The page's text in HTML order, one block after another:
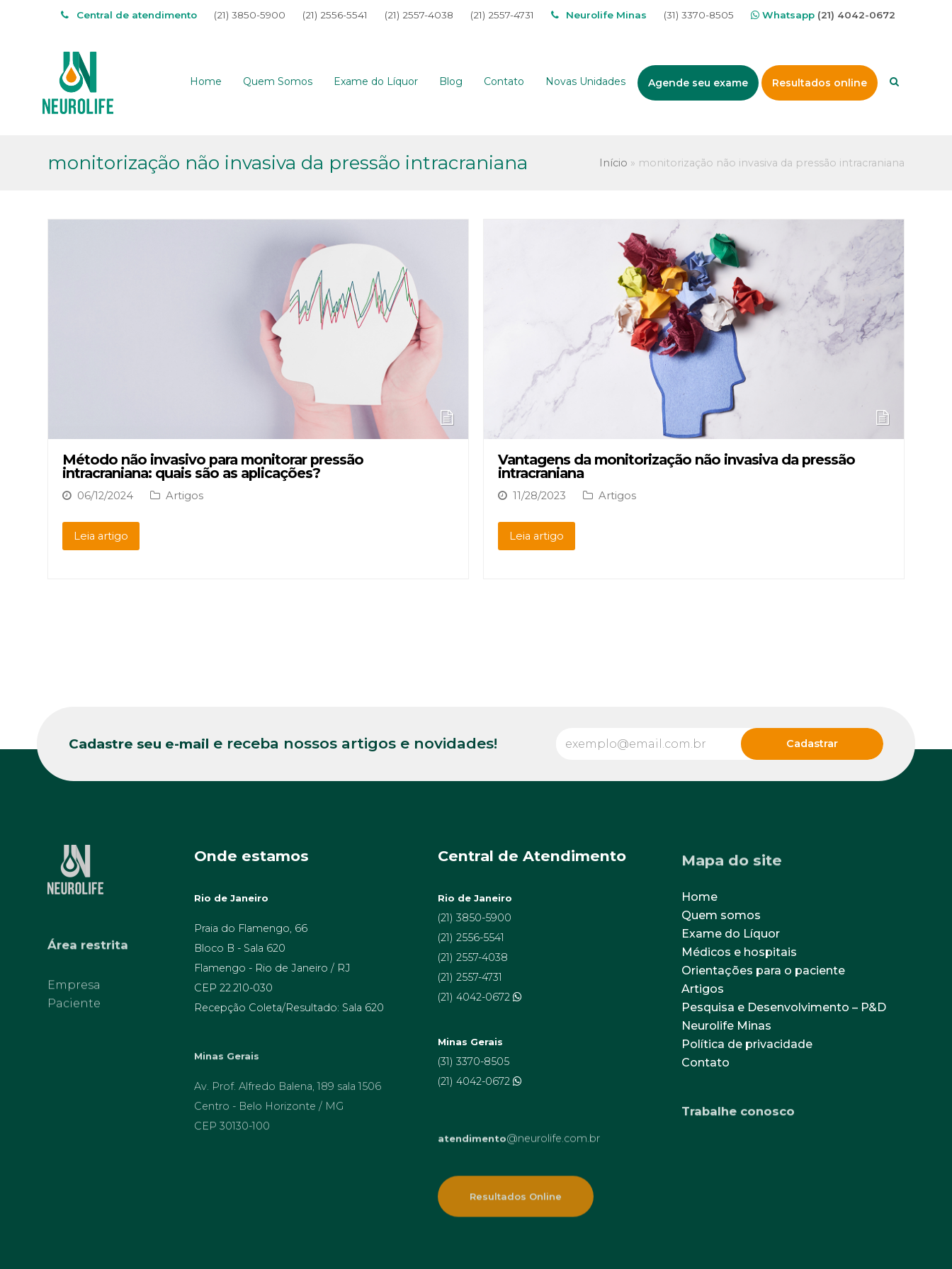
Central de atendimento (21) 3850-5900 (21) 2556-5541 (21) 2557-4038 (21) 2557-4731 Neurolife Minas (31) 3370-8505 Whatsapp (21) 4042-0672
Home Quem Somos Exame do Líquor Blog Contato Novas Unidades Agende seu exame Resultados online
monitorização não invasiva da pressão intracraniana Início » monitorização não invasiva da pressão intracraniana
Método não invasivo para monitorar pressão
intracraniana: quais são as aplicações?
06/12/2024 Artigos
Leia artigo
Vantagens da monitorização não invasiva da pressão
intracraniana
11/28/2023 Artigos
Leia artigo
Cadastre seu e-mail e receba nossos artigos e novidades!
Paciente
Onde estamos
Rio de Janeiro
Praia do Flamengo, 66
Bloco B - Sala 620
Flamengo - Rio de Janeiro / RJ
CEP 22.210-030
Recepção Coleta/Resultado: Sala 620
Centro - Belo Horizonte / MG
CEP 30130-100
Central de Atendimento
Rio de Janeiro
(21) 3850-5900
(21) 2556-5541
(21) 2557-4038
(21) 2557-4731
(21) 4042-0672
Minas Gerais
(31) 3370-8505
(21) 4042-0672
atendimento @neurolife.com.br
Mapa do site
Home
Quem somos
Exame do Líquor
Médicos e hospitais
Orientações para o paciente
Artigos
Pesquisa e Desenvolvimento – P&D
Neurolife Minas
Política de privacidade
Contato
Trabalhe conosco